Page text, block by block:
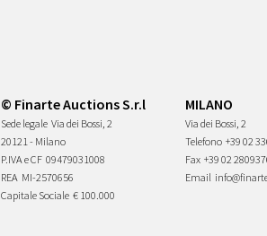
© Finarte Auctions S.r.l
Sede legale Via dei Bossi, 2
20121 - Milano
P.IVA e CF 09479031008
REA MI-2570656
Capitale Sociale € 100.000
MILANO
Via dei Bossi, 2
Telefono +39 02
Fax +39 02
Email